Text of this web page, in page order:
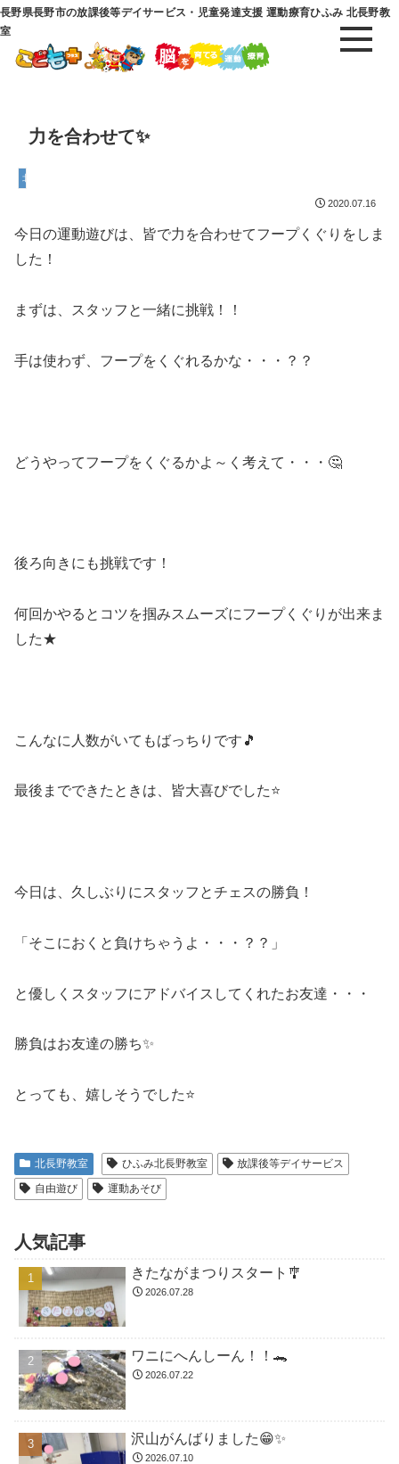
長野県長野市の放課後等デイサービス・児童発達支援 運動療育ひふみ 北長野教
室
力を合わせて✨
北長野教室
2020.07.16
今日の運動遊びは、皆で力を合わせてフープくぐりをしま
した！
まずは、スタッフと一緒に挑戦！！
手は使わず、フープをくぐれるかな・・・？？
どうやってフープをくぐるかよ～く考えて・・・🤔
後ろ向きにも挑戦です！
何回かやるとコツを掴みスムーズにフープくぐりが出来ま
した★
こんなに人数がいてもばっちりです🎵
最後までできたときは、皆大喜びでした⭐
今日は、久しぶりにスタッフとチェスの勝負！
「そこにおくと負けちゃうよ・・・？？」
と優しくスタッフにアドバイスしてくれたお友達・・・
勝負はお友達の勝ち✨
とっても、嬉しそうでした⭐
北長野教室 ひふみ北長野教室
放課後等デイサービス
自由遊び
運動あそび
人気記事
きたながまつりスタート🎐
2026.07.28
ワニにへんしーん！！🐊
2026.07.22
沢山がんばりました😁✨
2026.07.10